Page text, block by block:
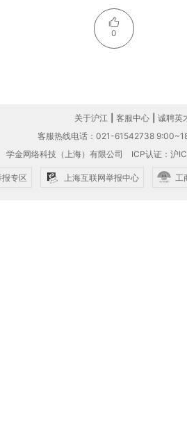
0
关于沪江 客服中心
诚聘英
客服热线电话：021-61542738
学金网络科技（上海）有限公司 ICP认证：沪
专区 上海互联网举报中心 工